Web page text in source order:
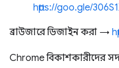
https://goo.gle/
ব্রাউজারে ডিজাইন করা →
Chrome বিকাশকারীদের